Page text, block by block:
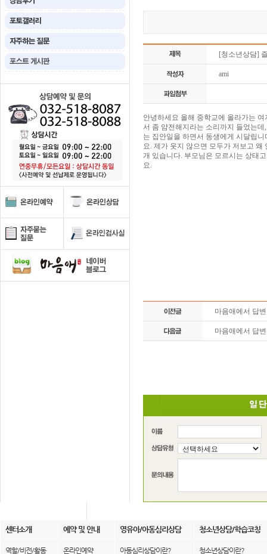
[청소년상담]
ami
안녕하세요 올해 중학교에 올라가는
서 좀 얌전해지라는 소리까지 들었는
는 집안일을 하면서 동생에게 시달립
요. 제가 웃지 않으면 모두가 저보고
개 있습니다. 부모님은 모르시는 상태
요.
마음애에서 답
마음애에서 답
센터소개 예약 및 안내 영유아/아동심리상담 청소년상담/학습코칭
역할/비전/활동
온라인예약
아동심리상담이란?
청소년상담이란?